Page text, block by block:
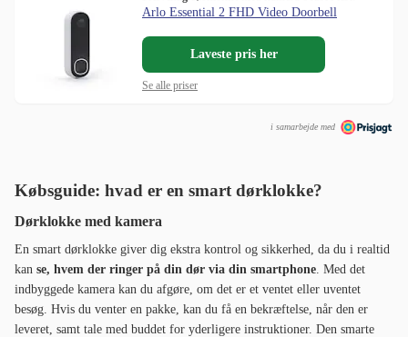
Arlo Essential 2 FHD Video Doorbell
Laveste pris her
Se alle priser
i samarbejde med
Købsguide: hvad er en smart dørklokke?
Dørklokke med kamera
En smart dørklokke giver dig ekstra kontrol og sikkerhed, da du i realtid
kan se, hvem der ringer på din dør via din smartphone . Med det
indbyggede kamera kan du afgøre, om det er et ventet eller uventet
besøg. Hvis du venter en pakke, kan du få en bekræftelse, når den er
leveret, samt tale med buddet for yderligere instruktioner. Den smarte